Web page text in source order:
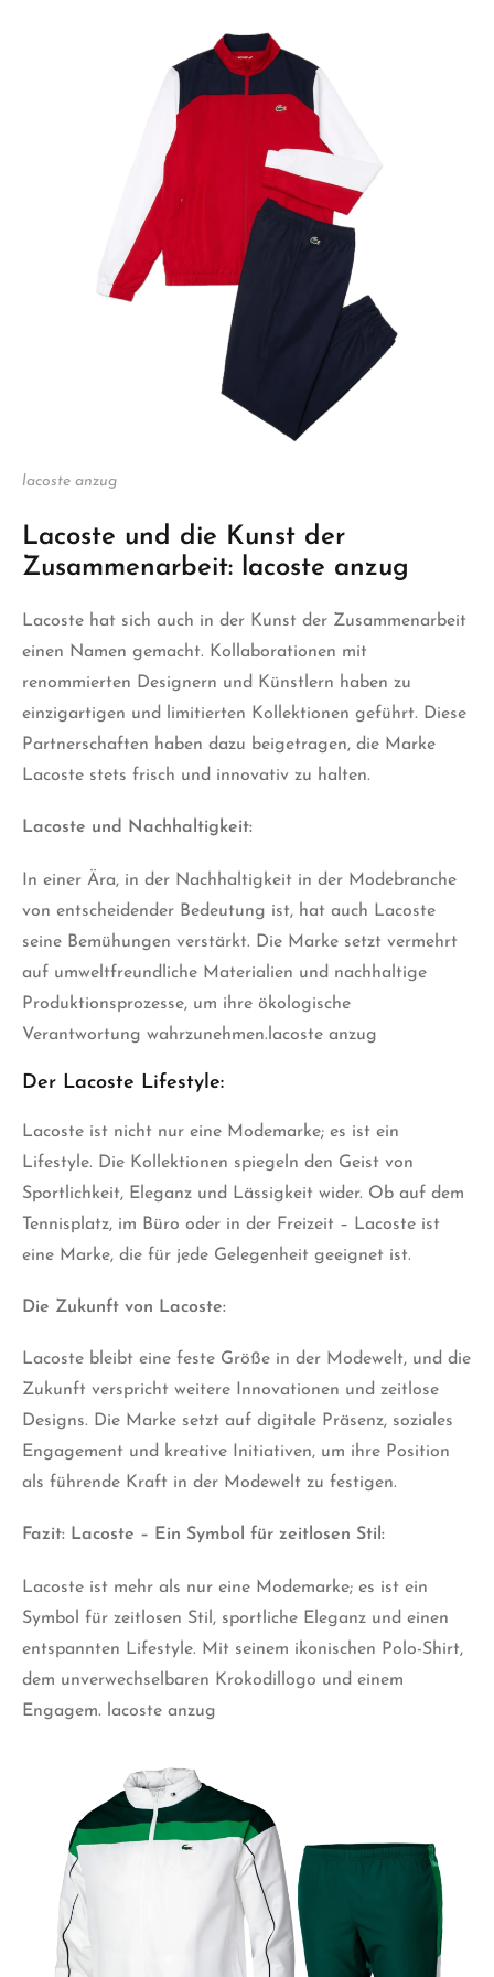
lacoste anzug
Lacoste und die Kunst der
Zusammenarbeit: lacoste anzug
Lacoste hat sich auch in der Kunst der Zusammenarbeit
einen Namen gemacht. Kollaborationen mit
renommierten Designern und Künstlern haben zu
einzigartigen und limitierten Kollektionen geführt. Diese
Partnerschaften haben dazu beigetragen, die Marke
Lacoste stets frisch und innovativ zu halten.
Lacoste und Nachhaltigkeit:
In einer Ära, in der Nachhaltigkeit in der Modebranche
von entscheidender Bedeutung ist, hat auch Lacoste
seine Bemühungen verstärkt. Die Marke setzt vermehrt
auf umweltfreundliche Materialien und nachhaltige
Produktionsprozesse, um ihre ökologische
Verantwortung wahrzunehmen.lacoste anzug
Der Lacoste Lifestyle:
Lacoste ist nicht nur eine Modemarke; es ist ein
Lifestyle. Die Kollektionen spiegeln den Geist von
Sportlichkeit, Eleganz und Lässigkeit wider. Ob auf dem
Tennisplatz, im Büro oder in der Freizeit – Lacoste ist
eine Marke, die für jede Gelegenheit geeignet ist.
Die Zukunft von Lacoste:
Lacoste bleibt eine feste Größe in der Modewelt, und die
Zukunft verspricht weitere Innovationen und zeitlose
Designs. Die Marke setzt auf digitale Präsenz, soziales
Engagement und kreative Initiativen, um ihre Position
als führende Kraft in der Modewelt zu festigen.
Fazit: Lacoste – Ein Symbol für zeitlosen Stil:
Lacoste ist mehr als nur eine Modemarke; es ist ein
Symbol für zeitlosen Stil, sportliche Eleganz und einen
entspannten Lifestyle. Mit seinem ikonischen Polo-Shirt,
dem unverwechselbaren Krokodillogo und einem
Engagem. lacoste anzug